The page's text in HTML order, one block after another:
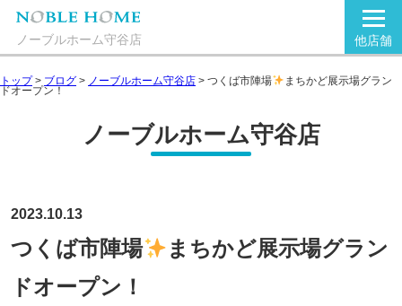
ノーブルホーム守谷店 他店舗
トップ> ブログ > ノーブルホーム守谷店 > つくば市陣場 まちかど展示場グラン
ドオープン！
ノーブルホーム守谷店
2023.10.13
つくば市陣場
まちかど展示場グラン
ドオープン！